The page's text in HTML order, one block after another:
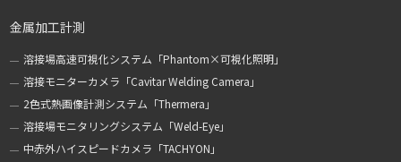
金属加工計測
溶接場高速可視化システム「Phantom×可視化照明」
溶接モニターカメラ「Cavitar Welding Camera」
2色式熱画像計測システム「Thermera」
溶接場モニタリングシステム「Weld-Eye」
中赤外ハイスピードカメラ「TACHYON」